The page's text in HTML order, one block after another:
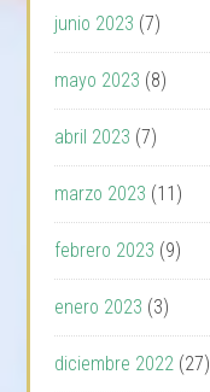
junio 2023 (7)
mayo 2023 (8)
abril 2023 (7)
marzo 2023 (11)
febrero 2023 (9)
enero 2023 (3)
diciembre 2022 (27)